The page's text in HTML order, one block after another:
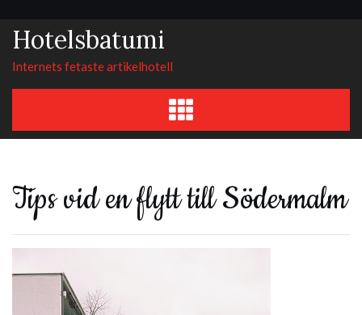
content
Hotelsbatumi
Internets fetaste artikelhotell
Tips vid en flytt till Södermalm